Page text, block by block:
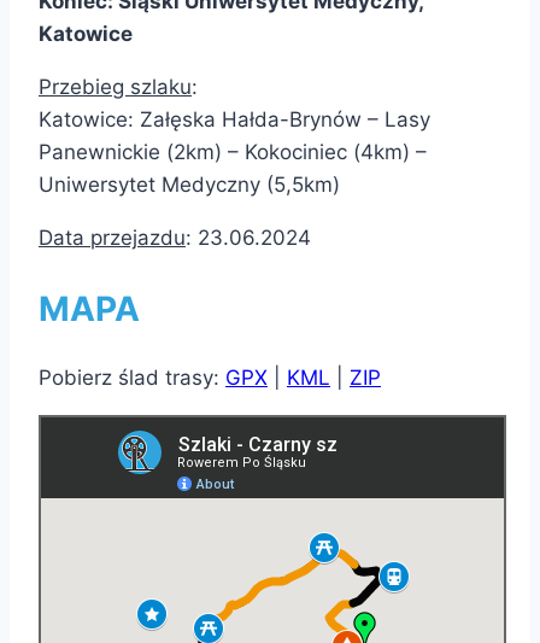
Katowice
Przebieg szlaku:
Katowice: Załęska Hałda-Brynów – Lasy
Panewnickie (2km) – Kokociniec (4km) –
Uniwersytet Medyczny (5,5km)
Data przejazdu: 23.06.2024
MAPA
Pobierz ślad trasy: GPX KML ZIP